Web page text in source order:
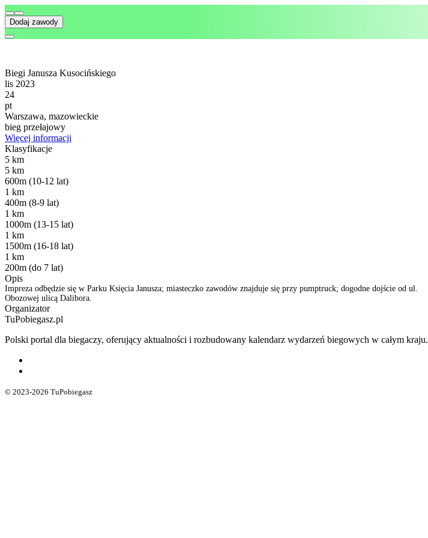
Dodaj zawody
Biegi Janusza Kusocińskiego
lis 2023
24
pt
Warszawa, mazowieckie
bieg przełajowy
Więcej informacji
Klasyfikacje
5 km
5 km
600m (10-12 lat)
1 km
400m (8-9 lat)
1 km
1000m (13-15 lat)
1 km
1500m (16-18 lat)
1 km
200m (do 7 lat)
Opis
Impreza odbędzie się w Parku Księcia Janusza; miasteczko zawodów znajduje się przy pumptruck; dogodne dojście od ul.
Obozowej ulicą Dalibora.
Organizator
TuPobiegasz.pl
Polski portal dla biegaczy, oferujący aktualności i rozbudowany kalendarz wydarzeń biegowych w całym kraju.
© 2023-2026 TuPobiegasz